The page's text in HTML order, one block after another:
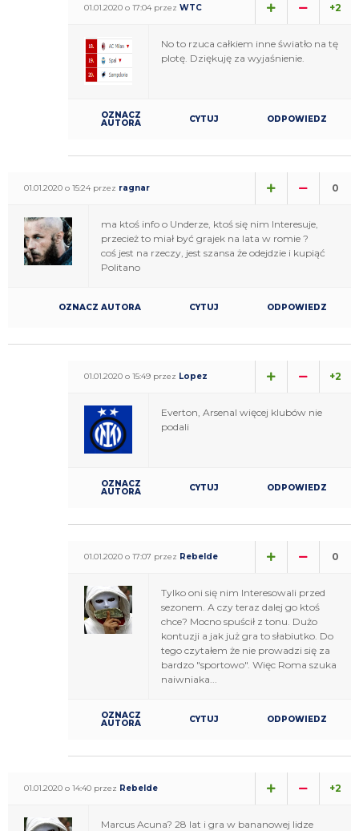
01.01.2020 o 17:04 przez WTC +2
No to rzuca całkiem inne światło na tę
plotę. Dziękuję za wyjaśnienie.
OZNACZ
AUTORA CYTUJ ODPOWIEDZ
01.01.2020 o 15:24 przez ragnar 0
ma ktoś info o Underze, ktoś się nim Interesuje,
przecież to miał być grajek na lata w romie ?
coś jest na rzeczy, jest szansa że odejdzie i kupiąć
Politano
OZNACZ AUTORA CYTUJ ODPOWIEDZ
01.01.2020 o 15:49 przez Lopez +2
Everton, Arsenal więcej klubów nie
podali
OZNACZ
AUTORA CYTUJ ODPOWIEDZ
01.01.2020 o 17:07 przez Rebelde 0
Tylko oni się nim Interesowali przed
sezonem. A czy teraz dalej go ktoś
chce? Mocno spuścił z tonu. Dużo
kontuzji a jak już gra to słabiutko. Do
tego czytałem że nie prowadzi się za
bardzo "sportowo". Więc Roma szuka
naiwniaka...
OZNACZ
AUTORA CYTUJ ODPOWIEDZ
01.01.2020 o 14:40 przez Rebelde +2
Marcus Acuna? 28 lat i gra w bananowej lidze